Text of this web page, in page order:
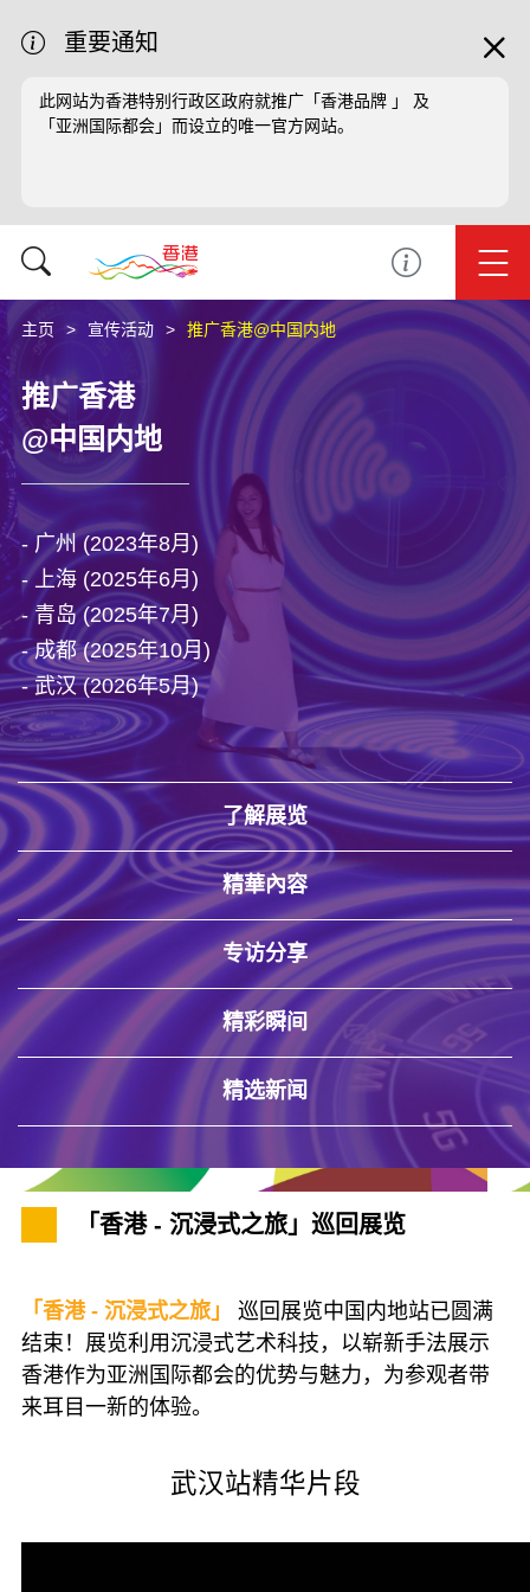
重要通知
此网站为香港特别行政区政府就推广「香港品牌 」 及
「亚洲国际都会」而设立的唯一官方网站。
主页 宣传活动 推广香港@中国内地
推广香港
@中国内地
- 广州 (2023年8月)
- 上海 (2025年6月)
- 青岛 (2025年7月)
- 成都 (2025年10月)
- 武汉 (2026年5月)
了解展览
精華內容
专访分享
精彩瞬间
精选新闻
「香港 - 沉浸式之旅」巡回展览
「香港 - 沉浸式之旅」 巡回展览中国内地站已圆满
结束！展览利用沉浸式艺术科技，以崭新手法展示
香港作为亚洲国际都会的优势与魅力，为参观者带
来耳目一新的体验。
武汉站精华片段